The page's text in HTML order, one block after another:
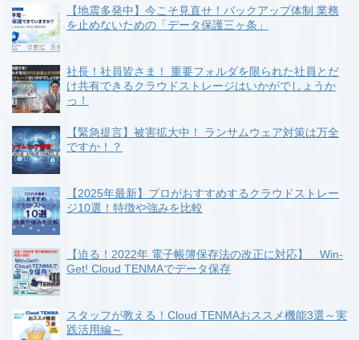
【地震多発中】今こそ見直せ！バックアップ体制 業務
を止めないための「データ保護三ヶ条」
社長！社員皆さま！ 重要フォルダを限られた社員とだ
け共有できるクラウドストレージはいかがでしょうか
っ！
【緊急提言】被害拡大中！ ランサムウェア対策は万全
ですか！？
【2025年最新】プロがおすすめするクラウドストレー
ジ10選！特徴や強みを比較
【迫る！2022年 電子帳簿保存法の改正に対応】 Win-
Get! Cloud TENMAでデータ保存
スタッフが教える！Cloud TENMAおススメ機能3選～実
践活用編～